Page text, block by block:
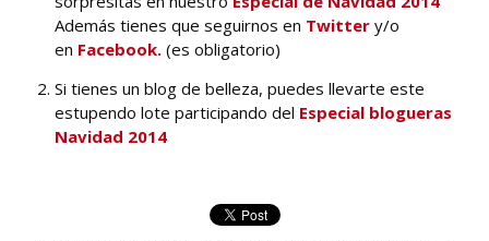
Además tienes que seguirnos en Twitter y/o
en Facebook. (es obligatorio)
Si tienes un blog de belleza, puedes llevarte este
estupendo lote participando del Especial blogueras
Navidad 2014